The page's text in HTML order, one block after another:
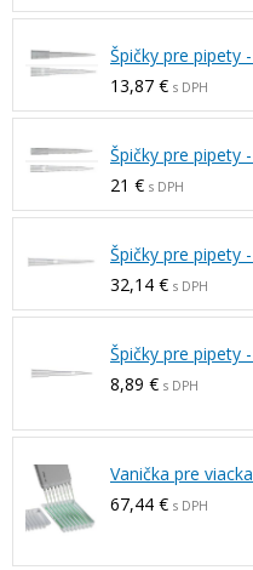
Špičky pre pipety
13,87 € s DPH
Špičky pre pipety
21 € s DPH
Špičky pre pipety
32,14 € s DPH
Špičky pre pipety
8,89 € s DPH
Vanička pre
67,44 € s DPH